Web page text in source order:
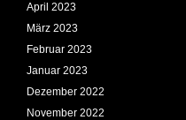
April 2023
März 2023
Februar 2023
Januar 2023
Dezember 2022
November 2022